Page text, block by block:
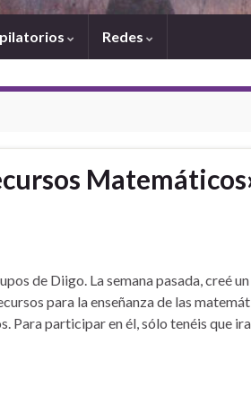
Redes
de Diigo. La semana pasada, creé
para la enseñanza de las
Para participar en él, sólo tenéis que